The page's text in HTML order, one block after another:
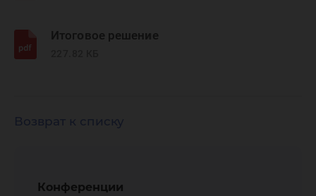
Итоговое решение
Возврат к списку
Конференции